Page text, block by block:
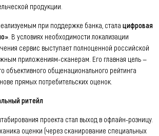
продукции.
при поддержке банка, стала цифровая
. В условиях необходимости локализации
сервис выступает полноценной российской
приложениям-сканерам. Его главная цель —
объективного общенационального рейтинга
прямых потребительских оценок.
ритейл
проекта стал выход в офлайн-розницу.
оценки (через сканирование специальных